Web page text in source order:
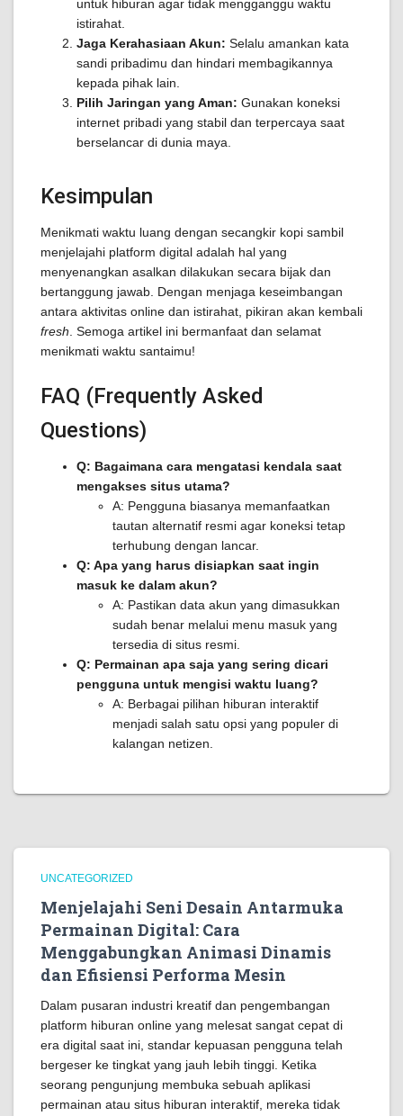
untuk hiburan agar tidak mengganggu waktu
istirahat.
Jaga Kerahasiaan Akun: Selalu amankan kata
sandi pribadimu dan hindari membagikannya
kepada pihak lain.
Pilih Jaringan yang Aman: Gunakan koneksi
internet pribadi yang stabil dan terpercaya saat
berselancar di dunia maya.
Kesimpulan
Menikmati waktu luang dengan secangkir kopi sambil
menjelajahi platform digital adalah hal yang
menyenangkan asalkan dilakukan secara bijak dan
bertanggung jawab. Dengan menjaga keseimbangan
antara aktivitas online dan istirahat, pikiran akan kembali
fresh . Semoga artikel ini bermanfaat dan selamat
menikmati waktu santaimu!
FAQ (Frequently Asked
Questions)
Q: Bagaimana cara mengatasi kendala saat
mengakses situs utama?
A: Pengguna biasanya memanfaatkan
tautan alternatif resmi agar koneksi tetap
terhubung dengan lancar.
Q: Apa yang harus disiapkan saat ingin
masuk ke dalam akun?
A: Pastikan data akun yang dimasukkan
sudah benar melalui menu masuk yang
tersedia di situs resmi.
Q: Permainan apa saja yang sering dicari
pengguna untuk mengisi waktu luang?
A: Berbagai pilihan hiburan interaktif
menjadi salah satu opsi yang populer di
kalangan netizen.
UNCATEGORIZED
Menjelajahi Seni Desain Antarmuka
Permainan Digital: Cara
Menggabungkan Animasi Dinamis
dan Efisiensi Performa Mesin
Dalam pusaran industri kreatif dan pengembangan
platform hiburan online yang melesat sangat cepat di
era digital saat ini, standar kepuasan pengguna telah
bergeser ke tingkat yang jauh lebih tinggi. Ketika
seorang pengunjung membuka sebuah aplikasi
permainan atau situs hiburan interaktif, mereka tidak